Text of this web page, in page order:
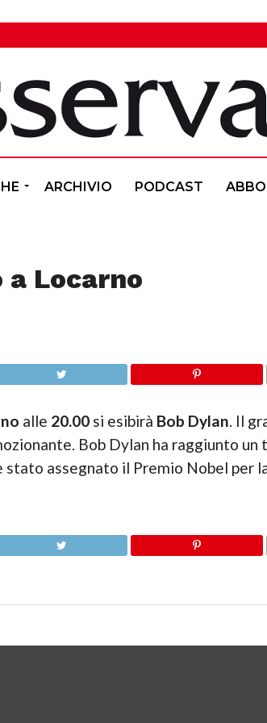
ARCHIVIO PODCAST
a Locarno
alle 20.00si esibirà Bob Dylan. Il
Bob Dylan ha raggiunto un
stato assegnato il Premio Nobel per